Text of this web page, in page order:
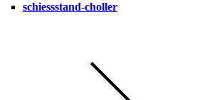
schiessstand-choller